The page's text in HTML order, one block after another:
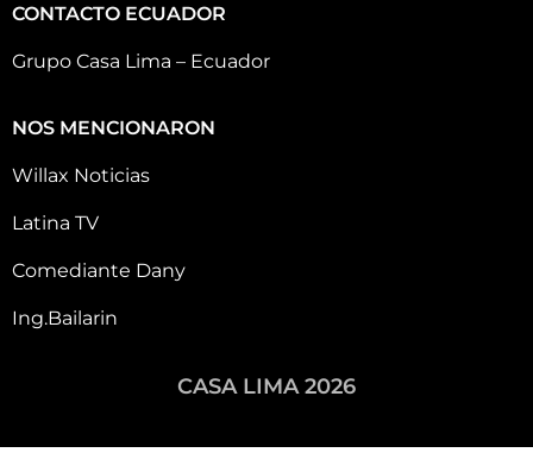
CONTACTO ECUADOR
Grupo Casa Lima – Ecuador
NOS MENCIONARON
Willax Noticias
Latina TV
Comediante Dany
Ing.Bailarin
CASA LIMA 2026